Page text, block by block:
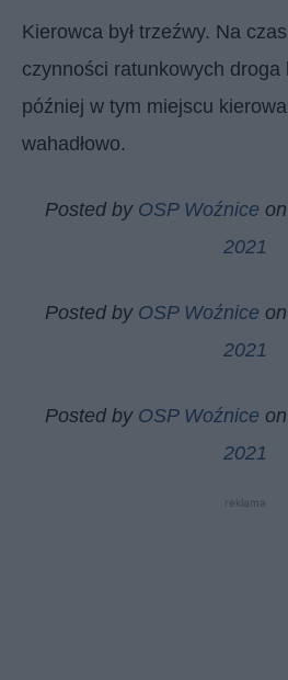
Kierowca był trzeźwy. Na
czynności ratunkowych droga
później w tym miejscu
wahadłowo.
Posted by OSP Woźnice on
2021
Posted by OSP Woźnice on
2021
Posted by OSP Woźnice on
2021
reklama